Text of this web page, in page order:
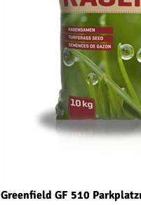
Greenfield GF 510